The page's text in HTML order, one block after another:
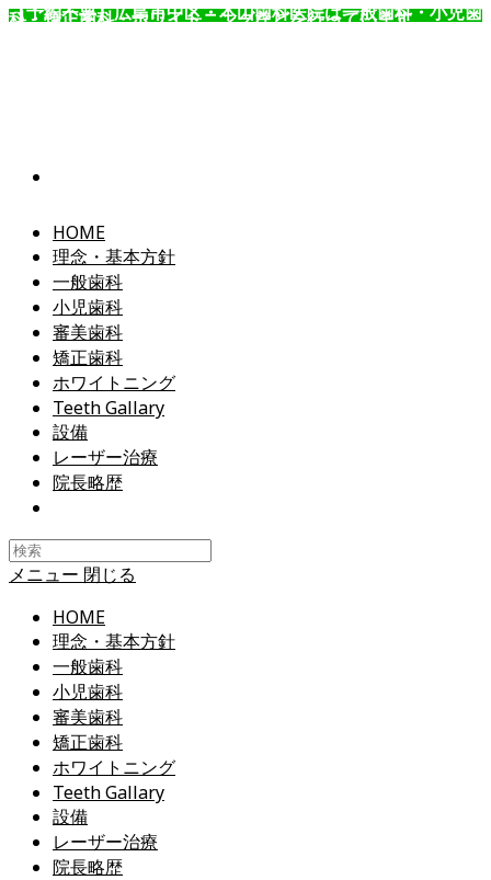
コ
【予約不要】広島市中区・本山歯科医院は一般歯科・小児歯
科・矯正歯科・ホワイトニングなどを行っています。
HOME
理念・基本方針
一般歯科
小児歯科
審美歯科
矯正歯科
ホワイトニング
Teeth Gallary
設備
レーザー治療
院長略歴
メニュー 閉じる
HOME
理念・基本方針
一般歯科
小児歯科
審美歯科
矯正歯科
ホワイトニング
Teeth Gallary
設備
レーザー治療
院長略歴